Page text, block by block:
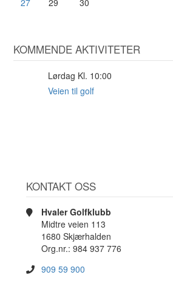
27 29 30
KOMMENDE AKTIVITETER
Lørdag Kl. 10:00
Veien til golf
KONTAKT OSS
Hvaler Golfklubb
Midtre veien 113
1680 Skjærhalden
Org.nr.: 984 937 776
909 59 900